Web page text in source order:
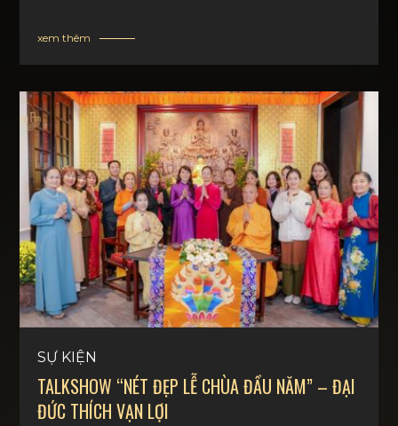
Việt.
xem thêm
SỰ KIỆN
TALKSHOW “NÉT ĐẸP LỄ CHÙA ĐẦU NĂM” – ĐẠI
ĐỨC THÍCH VẠN LỢI